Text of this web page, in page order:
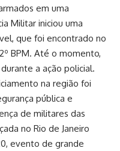
em uma
Militar iniciou uma
que foi encontrado no
BPM. Até o momento,
a ação policial.
na região foi
pública e
de militares das
no Rio de Janeiro
evento de grande